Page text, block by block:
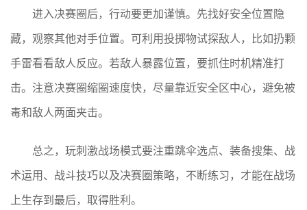
进入决赛圈后，行动要更加谨慎。先找好安全位置隐
藏，观察其他对手位置。可利用投掷物试探敌人，比如扔颗
手雷看看敌人反应。若敌人暴露位置，要抓住时机精准打
击。注意决赛圈缩圈速度快，尽量靠近安全区中心，避免被
毒和敌人两面夹击。
总之，玩刺激战场模式要注重跳伞选点、装备搜集、战
术运用、战斗技巧以及决赛圈策略，不断练习，才能在战场
上生存到最后，取得胜利。